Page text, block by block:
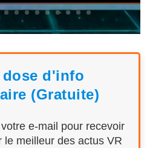
d'info
(Gratuite)
e-mail pour recevoir
le meilleur des actus VR